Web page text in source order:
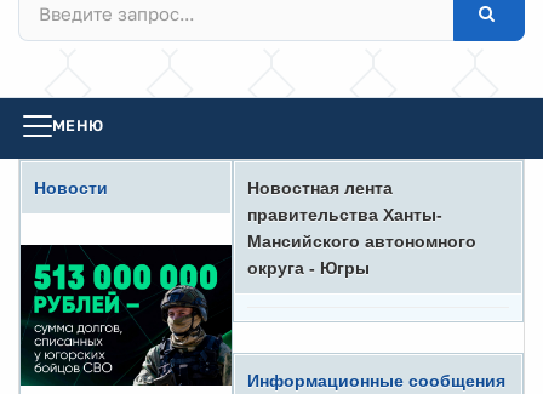
МЕНЮ
Новости
Новостная лента
правительства Ханты-
Мансийского автономного
округа - Югры
Информационные сообщения